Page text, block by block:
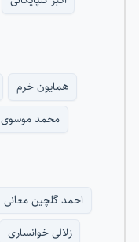
همایون خرم
محمد موسوی
احمد گلچین معانی
زلالی خوانساری